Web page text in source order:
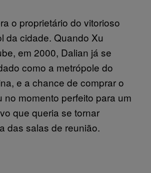
o proprietário do vitorioso
da cidade. Quando Xu
em 2000, Dalian já se
como a metrópole do
e a chance de comprar o
no momento perfeito para um
que queria se tornar
das salas de reunião.